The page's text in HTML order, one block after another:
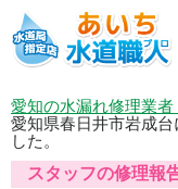
愛知の水漏れ修理業者
愛知県春日井市岩成
した。
スタッフの修理報